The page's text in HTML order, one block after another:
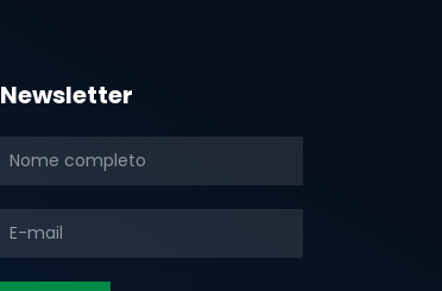
Newsletter